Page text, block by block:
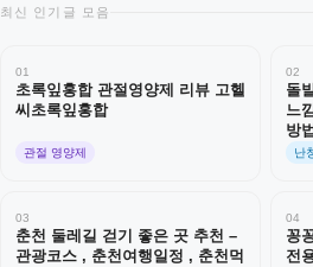
최신 인기글 모음
01
초록잎홍합 관절영양제 리뷰 고헬
씨초록잎홍합
관절 영양제
02
돌
느
방법
난
03
춘천 둘레길 걷기 좋은 곳 추천 –
관광코스 , 춘천여행일정 , 춘천먹
04
꽁
전